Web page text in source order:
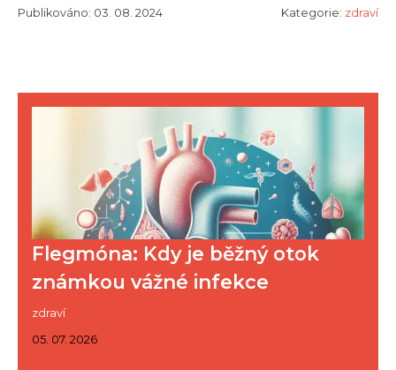
Publikováno: 03. 08. 2024 Kategorie: zdraví
Flegmóna: Kdy je běžný otok
známkou vážné infekce
zdraví
05. 07. 2026